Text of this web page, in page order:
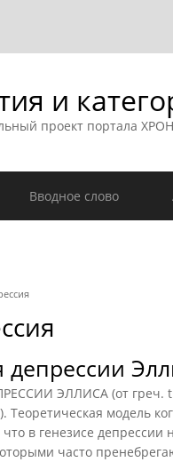
и
проект портала
Вводное слово
депрессии
ЭЛЛИСА (от греч.
Теоретическая модель
в генезисе
часто